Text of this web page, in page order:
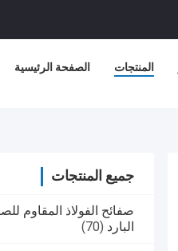
الصفحة الرئيسية المنتجات
جميع المنتجات
صفائح الفولاذ المقاوم
البارد (70)